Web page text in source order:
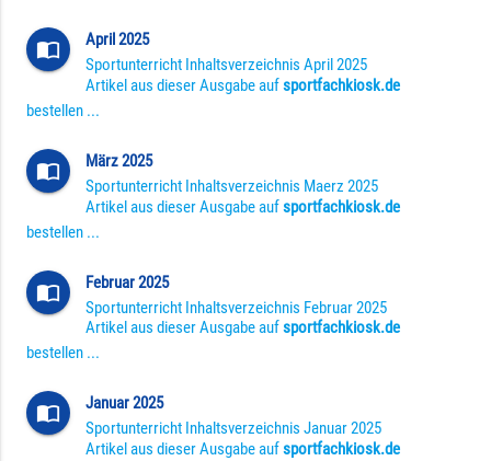
import_contacts
April 2025
Sportunterricht Inhaltsverzeichnis April 2025
Artikel aus dieser Ausgabe aufsportfachkiosk.de
bestellen ...
import_contacts
März 2025
Sportunterricht Inhaltsverzeichnis Maerz 2025
Artikel aus dieser Ausgabe aufsportfachkiosk.de
bestellen ...
import_contacts
Februar 2025
Sportunterricht Inhaltsverzeichnis Februar 2025
Artikel aus dieser Ausgabe aufsportfachkiosk.de
bestellen ...
import_contacts
Januar 2025
Sportunterricht Inhaltsverzeichnis Januar 2025
Artikel aus dieser Ausgabe aufsportfachkiosk.de